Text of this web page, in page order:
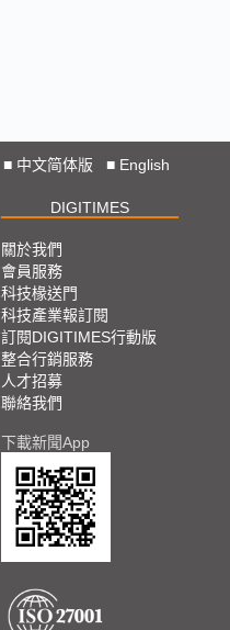
■ 中文简体版 ■ English
DIGITIMES
關於我們
會員服務
科技椽送門
科技產業報訂閱
訂閱DIGITIMES行動版
整合行銷服務
人才招募
聯絡我們
下載新聞App